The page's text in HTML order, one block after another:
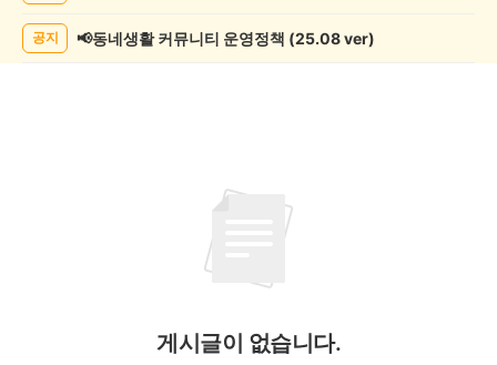
글
공지 📢동네생활 커뮤니티 운영정책 (25.08 ver)
게시글이 없습니다.